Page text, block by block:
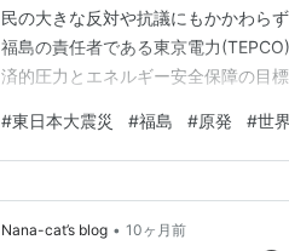
民の大きな反対や抗議にもかかわら
福島の責任者である東京電力
済的圧力とエネルギー安全保障の目
本のエネルギー環境を一変させ、国
は世界最大の原子力発電所…
#東日本大震災 #福島 #原発 #世
Nana-cat’s blog • 10ヶ月前